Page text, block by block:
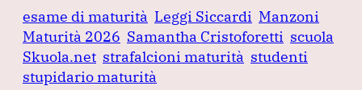
esame di maturità Leggi Siccardi Manzoni
Maturità 2026 Samantha Cristoforetti scuola
Skuola.net strafalcioni maturità studenti
stupidario maturità